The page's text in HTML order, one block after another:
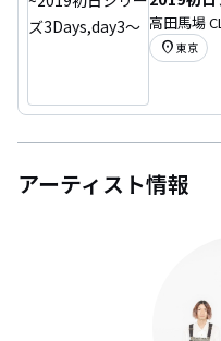
ay3～
高田馬場
location_on 東京
アーティスト情報